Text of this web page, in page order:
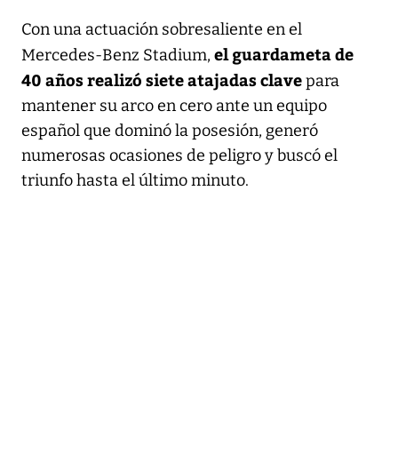
Con una actuación sobresaliente en el
Mercedes-Benz Stadium, el guardameta de
40 años realizó siete atajadas clavepara
mantener su arco en cero ante un equipo
español que dominó la posesión, generó
numerosas ocasiones de peligro y buscó el
triunfo hasta el último minuto.